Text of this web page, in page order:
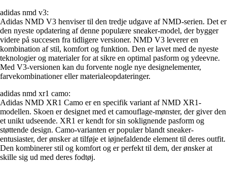
adidas nmd v3:
Adidas NMD V3 henviser til den tredje udgave af NMD-serien. Det er
den nyeste opdatering af denne populære sneaker-model, der bygger
videre på succesen fra tidligere versioner. NMD V3 leverer en
kombination af stil, komfort og funktion. Den er lavet med de nyeste
teknologier og materialer for at sikre en optimal pasform og ydeevne.
Med V3-versionen kan du forvente nogle nye designelementer,
farvekombinationer eller materialeopdateringer.
adidas nmd xr1 camo:
Adidas NMD XR1 Camo er en specifik variant af NMD XR1-
modellen. Skoen er designet med et camouflage-mønster, der giver den
et unikt udseende. XR1 er kendt for sin soklignende pasform og
støttende design. Camo-varianten er populær blandt sneaker-
entusiaster, der ønsker at tilføje et iøjnefaldende element til deres outfit.
Den kombinerer stil og komfort og er perfekt til dem, der ønsker at
skille sig ud med deres fodtøj.